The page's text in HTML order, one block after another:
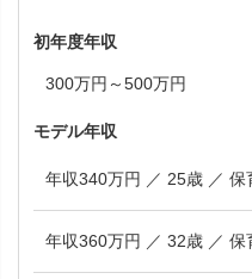
初年度年収
300万円～500万円
モデル年収
年収340万
年収360万